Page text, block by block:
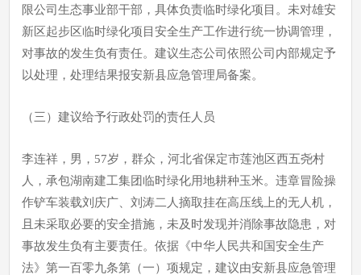
限公司生态事业部干部，具体负责临时绿化项目。未对雄安
新区起步区临时绿化项目安全生产工作进行统一协调管理，
对事故的发生负有责任。建议生态公司依照公司内部规定予
以处理，处理结果报安新县应急管理局备案。
（三）建议给予行政处罚的责任人员
李连祥，男，57岁，群众，河北省保定市莲池区西五尧村
人，承包湖南建工集团临时绿化用地耕种玉米。违章冒险操
作铲车装载刘庆广、刘涛二人摘取挂在高压线上的无人机，
且未采取必要的安全措施，未及时发现并消除事故隐患，对
事故发生负有主要责任。依据《中华人民共和国安全生产
法》第一百零九条第（一）项规定，建议由安新县应急管理